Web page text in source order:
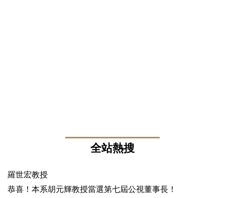
全站熱搜
羅世宏教授
恭喜！本系胡元輝教授當選第七屆公視董事長！